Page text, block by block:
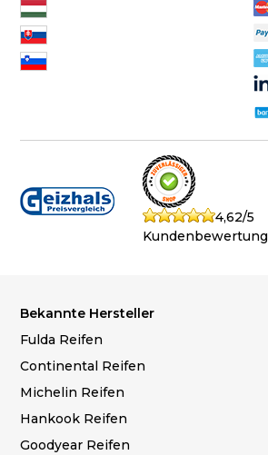
4,62/5
Kundenbewertung
Bekannte Hersteller
Fulda Reifen
Continental Reifen
Michelin Reifen
Hankook Reifen
Goodyear Reifen